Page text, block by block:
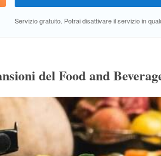
Servizio gratuito. Potrai disattivare il servizio in
del Food and